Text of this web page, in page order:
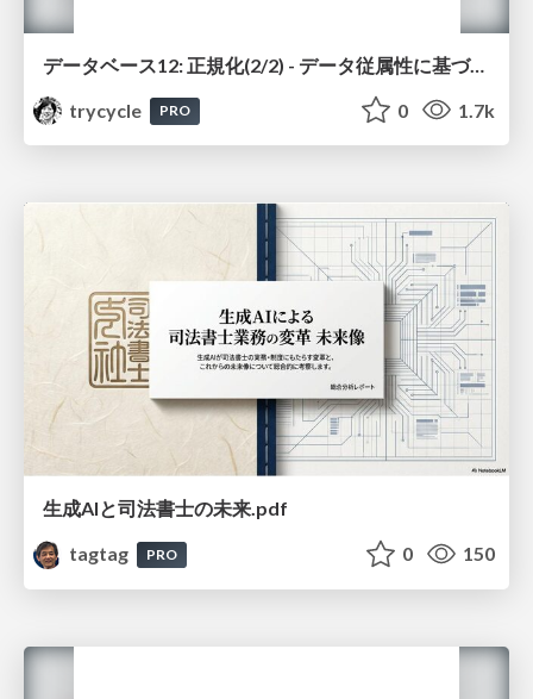
データベース12: 正規化(2/2) - データ従属性に基づく正規化
trycycle
PRO 0 1.7k
生成AIと司法書士の未来.pdf
tagtag
PRO 0 150